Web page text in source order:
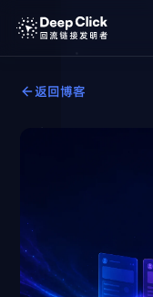
返回博客